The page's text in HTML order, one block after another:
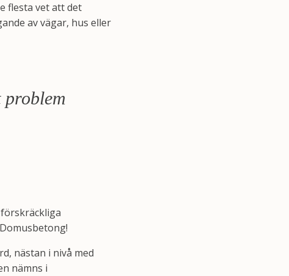
flesta vet att det
av vägar, hus eller
nästan i nivå med
nämns i